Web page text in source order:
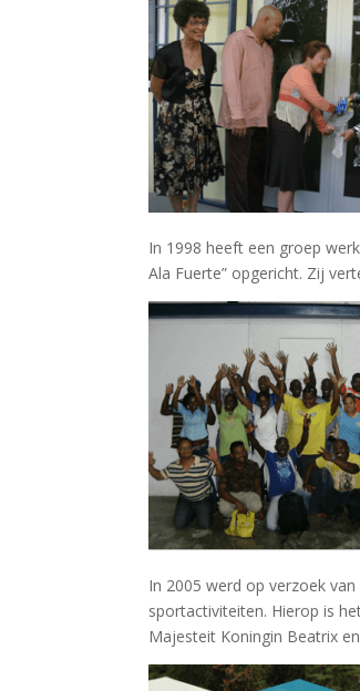
In 1998 heeft een groep
Ala Fuerte” opgericht. Zij
In 2005 werd op verzoek
sportactiviteiten. Hierop is
Majesteit Koningin Beatrix